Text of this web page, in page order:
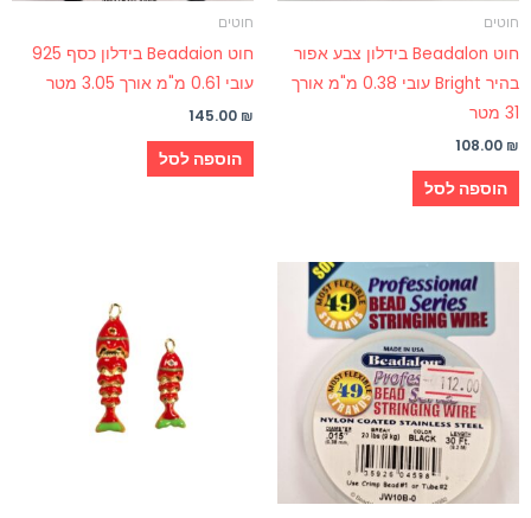
חוטים
חוט Beadalon בידלון צבע אפור
בהיר Bright עובי 0.38 מ"מ אורך
31 מטר
108.00 ₪
הוספה לסל
חוטים
חוט Beadaion בידלון כסף 925
עובי 0.61 מ"מ אורך 3.05 מטר
145.00 ₪
הוספה לסל
עד
זה
יש
מספר
סוגים.
ניתן